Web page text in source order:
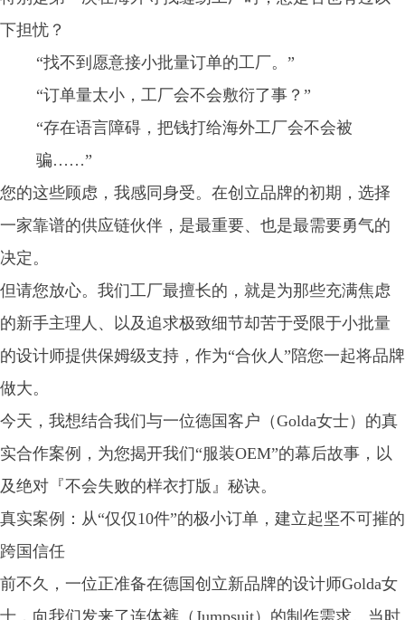
下担忧？
“找不到愿意接小批量订单的工厂。”
“订单量太小，工厂会不会敷衍了事？”
“存在语言障碍，把钱打给海外工厂会不会被
骗……”
您的这些顾虑，我感同身受。在创立品牌的初期，选择
一家靠谱的供应链伙伴，是最重要、也是最需要勇气的
决定。
但请您放心。我们工厂最擅长的，就是为那些充满焦虑
的新手主理人、以及追求极致细节却苦于受限于小批量
的设计师提供保姆级支持，作为“合伙人”陪您一起将品牌
做大。
今天，我想结合我们与一位德国客户（Golda女士）的真
实合作案例，为您揭开我们“服装OEM”的幕后故事，以
及绝对『不会失败的样衣打版』秘诀。
真实案例：从“仅仅10件”的极小订单，建立起坚不可摧的
跨国信任
前不久，一位正准备在德国创立新品牌的设计师Golda女
士，向我们发来了连体裤（Jumpsuit）的制作需求。当时